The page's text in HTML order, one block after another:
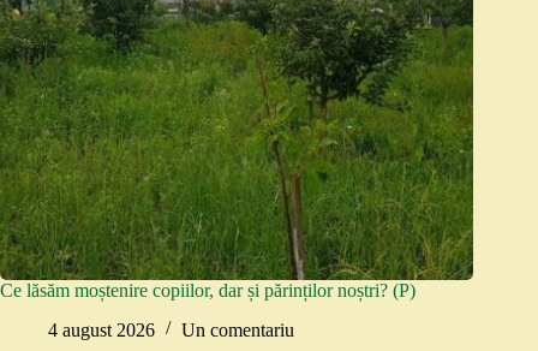
Ce lăsăm moștenire copiilor, dar și părinților noștri? (P)
4 august 2026
Un comentariu